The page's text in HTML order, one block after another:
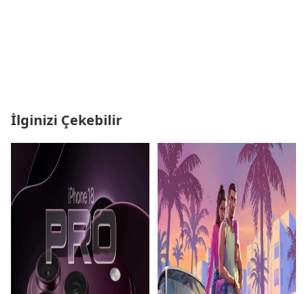
İlginizi Çekebilir